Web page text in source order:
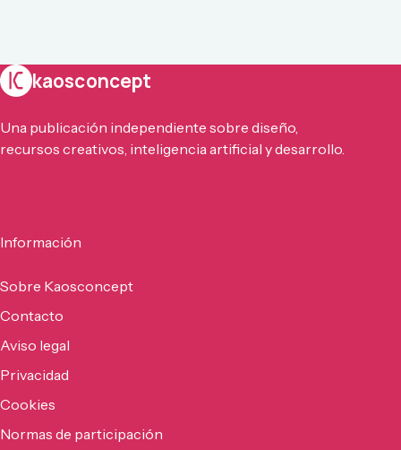
kaosconcept
Una publicación independiente sobre diseño,
recursos creativos, inteligencia artificial y desarrollo.
Información
Sobre Kaosconcept
Contacto
Aviso legal
Privacidad
Cookies
Normas de participación